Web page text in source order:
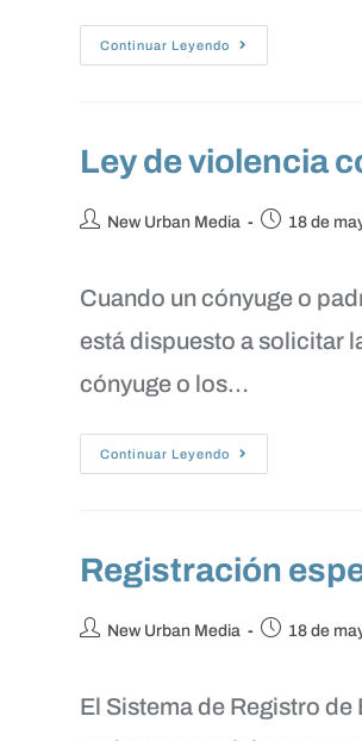
Continuar Leyendo
Ley de violencia
New Urban Media 18 de
Cuando un cónyuge o
está dispuesto a solicitar
cónyuge o los…
Continuar Leyendo
Registración
New Urban Media 18 de
El Sistema de Registro